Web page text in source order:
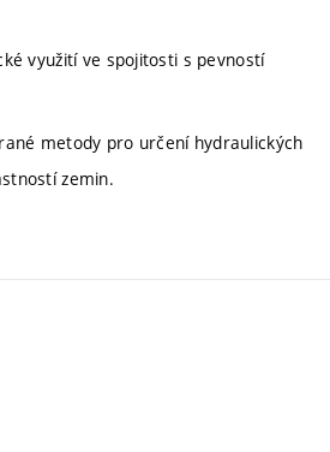
využití ve spojitosti s pevností
metody pro určení hydraulických
zemin.